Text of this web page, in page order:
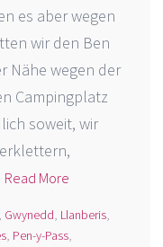
es aber wegen
wir den Ben
Nähe wegen der
Campingplatz
soweit, wir
Read More
, Gwynedd, Llanberis,
, Pen-y-Pass,